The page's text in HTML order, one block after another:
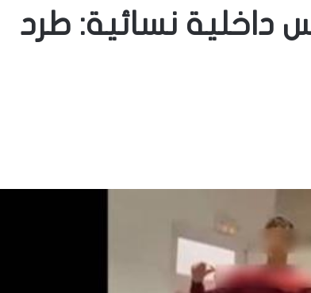
داخلية نسائية: طرد